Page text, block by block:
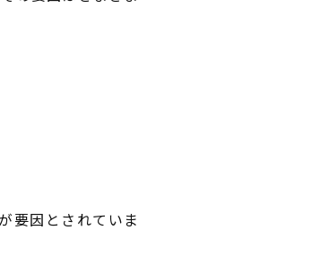
要因とされていま